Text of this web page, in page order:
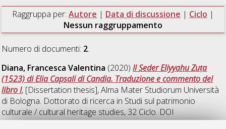
Raggruppa per: Autore | Data di discussione | Ciclo |
Nessun raggruppamento
Numero di documenti: 2.
Diana, Francesca Valentina (2020)Il Seder Eliyyahu Zuṭa
(1523) di Elia Capsali di Candia. Traduzione e commento del
libro I, [Dissertation thesis], Alma Mater Studiorum Università
di Bologna. Dottorato di ricerca in Studi sul patrimonio
culturale / cultural heritage studies, 32 Ciclo. DOI
10.48676/unibo/amsdottorato/9299.